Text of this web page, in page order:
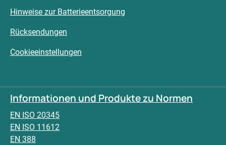
Hinweise zur Batterieentsorgung
Rücksendungen
Cookieeinstellungen
Informationen und Produkte zu Normen
EN ISO 20345
EN ISO 11612
EN 388